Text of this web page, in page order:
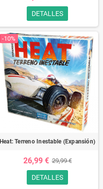
DETALLES
-10%
Heat: Terreno Inestable (Expansión)
26,99 € 29,99 €
DETALLES